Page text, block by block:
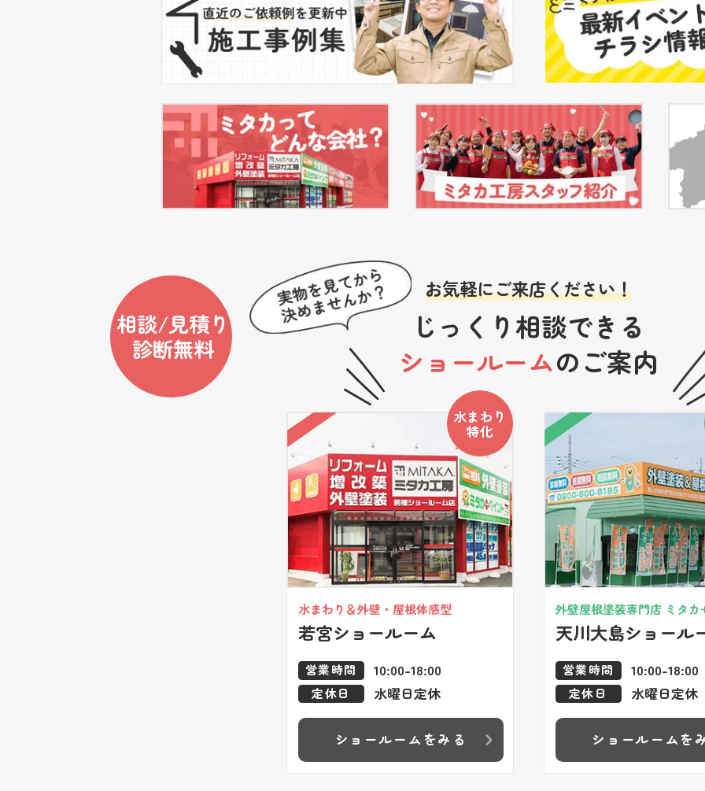
相談/見積り
診断無料
お気軽にご来店ください！
じっくり相談できる
ショールームのご案内
水まわり＆外壁・屋根体感型
若宮ショールーム
水まわり
特化
営業時間 10:00-18:00
定休日 水曜日定休
ショールームをみる
外壁屋根塗装専門店 ミタ
天川大島ショール
営業時間 10:00-18:00
定休日 水曜日定休
ショールームを